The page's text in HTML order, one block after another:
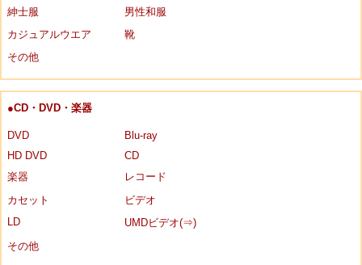
紳士服
男性和服
カジュアルウエア
靴
その他
●CD・DVD・楽器
DVD
Blu-ray
HD DVD
CD
楽器
レコード
カセット
ビデオ
LD
UMDビデオ(⇒)
その他